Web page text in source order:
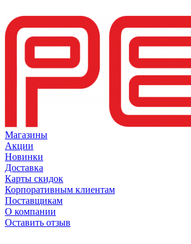
Магазины
Акции
Новинки
Доставка
Карты скидок
Корпоративным клиентам
Поставщикам
О компании
Оставить отзыв